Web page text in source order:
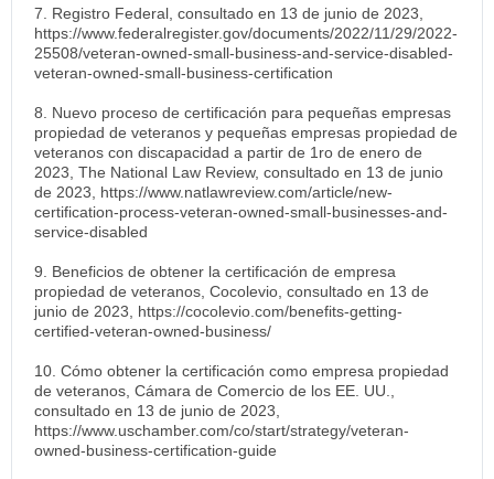
7. Registro Federal, consultado en 13 de junio de 2023,
https://www.federalregister.gov/documents/2022/11/29/2022-
25508/veteran-owned-small-business-and-service-disabled-
veteran-owned-small-business-certification
8. Nuevo proceso de certificación para pequeñas empresas
propiedad de veteranos y pequeñas empresas propiedad de
veteranos con discapacidad a partir de 1ro de enero de
2023, The National Law Review, consultado en 13 de junio
de 2023, https://www.natlawreview.com/article/new-
certification-process-veteran-owned-small-businesses-and-
service-disabled
9. Beneficios de obtener la certificación de empresa
propiedad de veteranos, Cocolevio, consultado en 13 de
junio de 2023, https://cocolevio.com/benefits-getting-
certified-veteran-owned-business/
10. Cómo obtener la certificación como empresa propiedad
de veteranos, Cámara de Comercio de los EE. UU.,
consultado en 13 de junio de 2023,
https://www.uschamber.com/co/start/strategy/veteran-
owned-business-certification-guide